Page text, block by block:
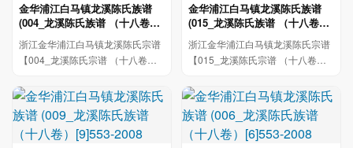
金华浦江白马镇龙溪陈氏族谱
(004_龙溪陈氏族谱 （十八卷）
[4]553-2008
浙江金华浦江白马镇龙溪陈氏宗谱
【004_龙溪陈氏宗谱 （十八卷）
金华浦江白马镇龙溪陈氏族谱
(015_龙溪陈氏族谱 （十八卷）
[15]553-2008
浙江金华浦江白马镇龙溪陈氏宗谱
【015_龙溪陈氏宗谱 （十八卷）